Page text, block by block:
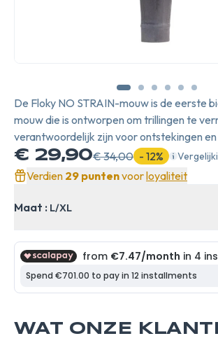
De Floky NO STRAIN-mouw is de eerste
mouw die is ontworpen om trillingen te
verantwoordelijk zijn voor ontstekingen en
verschillende sporten, zoals padel en
€ 29,90€ 34,00 - 12%
Verdien 29 puntenvoorloyaliteit
Maat : L/XL
WAT ONZE